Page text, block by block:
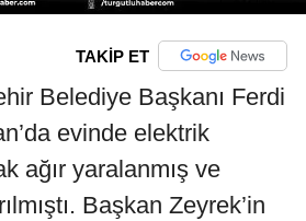
TAKİP ET
Belediye Başkanı Ferdi
evinde elektrik
ağır yaralanmış ve
Başkan Zeyrek’in